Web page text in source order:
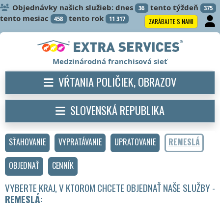
Objednávky našich služieb: dnes 36 tento týždeň 375
tento mesiac 458 tento rok 11 317 ZARÁBAJTE S NAMI
SŤAHOVANIE VYPRATÁVANIE UPRATOVANIE
REMESLÁ
OBJEDNAŤ
CENNÍK
VYBERTE KRAJ, V KTOROM CHCETE OBJEDNAŤ NAŠE SLUŽBY -
REMESLÁ:
Medzinárodná franchisová sieť
VŔTANIA POLIČIEK, OBRAZOV
SLOVENSKÁ REPUBLIKA